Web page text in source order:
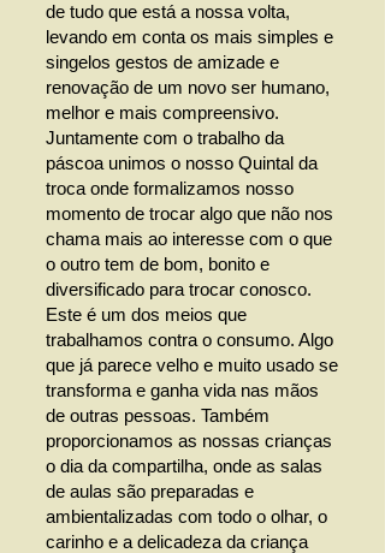
de tudo que está a nossa volta,
levando em conta os mais simples e
singelos gestos de amizade e
renovação de um novo ser humano,
melhor e mais compreensivo.
Juntamente com o trabalho da
páscoa unimos o nosso Quintal da
troca onde formalizamos nosso
momento de trocar algo que não nos
chama mais ao interesse com o que
o outro tem de bom, bonito e
diversificado para trocar conosco.
Este é um dos meios que
trabalhamos contra o consumo. Algo
que já parece velho e muito usado se
transforma e ganha vida nas mãos
de outras pessoas. Também
proporcionamos as nossas crianças
o dia da compartilha, onde as salas
de aulas são preparadas e
ambientalizadas com todo o olhar, o
carinho e a delicadeza da criança